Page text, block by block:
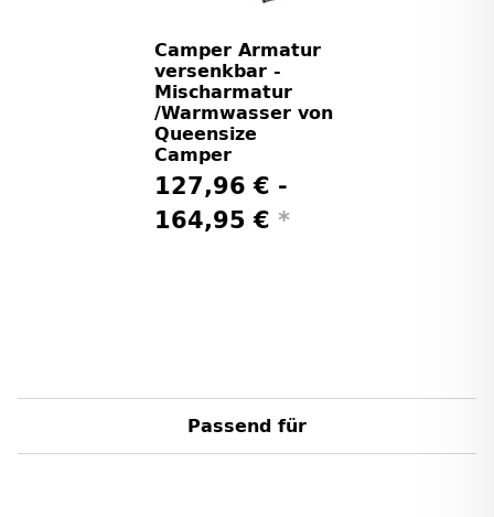
Camper Armatur
versenkbar -
Mischarmatur
/Warmwasser von
Queensize
Camper
127,96 € -
164,95 € *
Passend für